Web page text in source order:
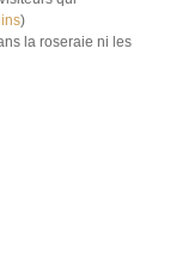
)
la roseraie ni les